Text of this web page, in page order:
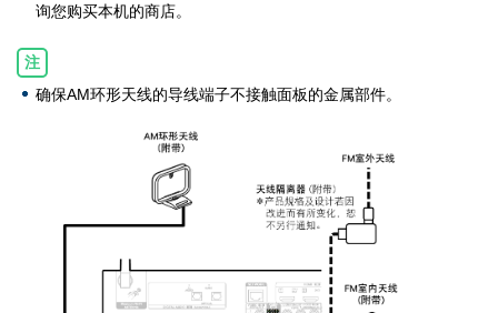
询您购买本机的商店。
注
确保AM环形天线的导线端子不接触面板的金属部件。